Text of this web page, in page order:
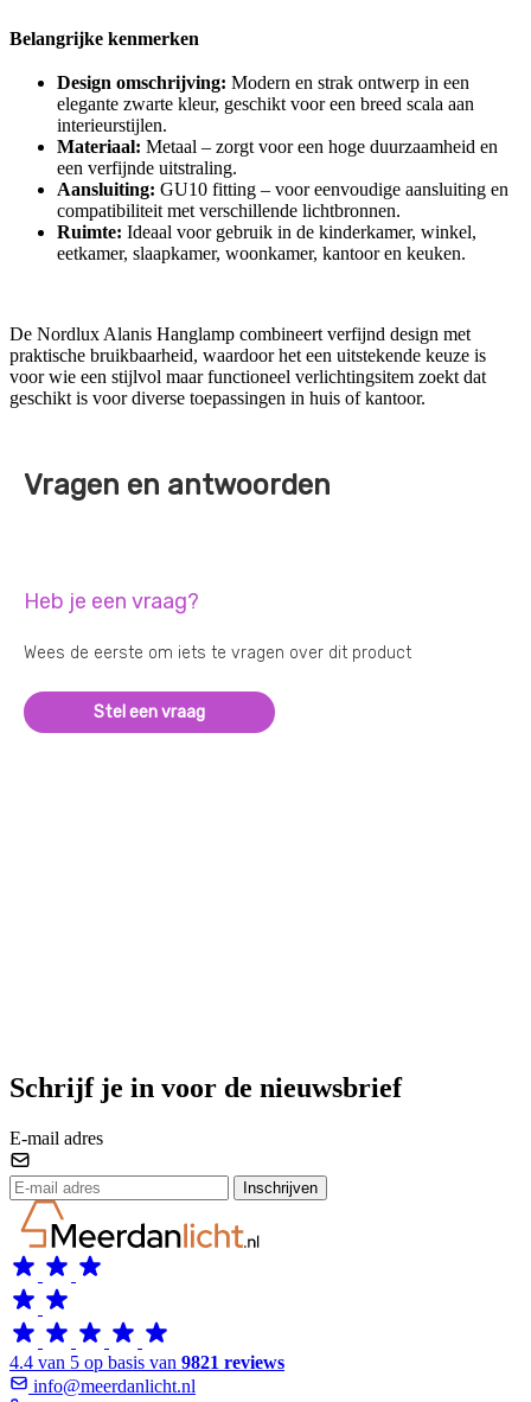
Belangrijke kenmerken
Design omschrijving: Modern en strak ontwerp in een
elegante zwarte kleur, geschikt voor een breed scala aan
interieurstijlen.
Materiaal: Metaal – zorgt voor een hoge duurzaamheid en
een verfijnde uitstraling.
Aansluiting: GU10 fitting – voor eenvoudige aansluiting en
compatibiliteit met verschillende lichtbronnen.
Ruimte: Ideaal voor gebruik in de kinderkamer, winkel,
eetkamer, slaapkamer, woonkamer, kantoor en keuken.
De Nordlux Alanis Hanglamp combineert verfijnd design met
praktische bruikbaarheid, waardoor het een uitstekende keuze is
voor wie een stijlvol maar functioneel verlichtingsitem zoekt dat
geschikt is voor diverse toepassingen in huis of kantoor.
Vragen en antwoorden
Heb je een vraag?
Wees de eerste om iets te vragen over dit product
Stel een vraag
Schrijf je in voor de nieuwsbrief
E-mail adres
Inschrijven
4.4 van 5 op basis van 9821 reviews
info@meerdanlicht.nl